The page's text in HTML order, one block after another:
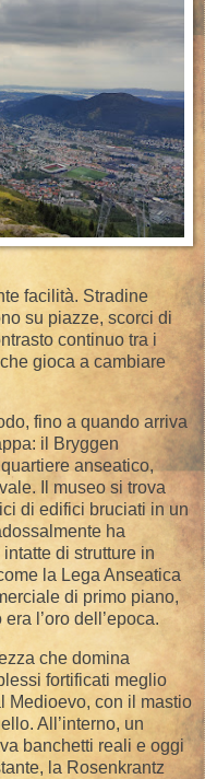
facilità. Stradine
su piazze, scorci di
continuo tra i
gioca a cambiare
fino a quando arriva
il Bryggen
anseatico,
Il museo si trova
di edifici bruciati in un
ha
di strutture in
la Lega Anseatica
di primo piano,
l’oro dell’epoca.
che domina
fortificati meglio
Medioevo, con il mastio
All’interno, un
banchetti reali e oggi
la Rosenkrantz